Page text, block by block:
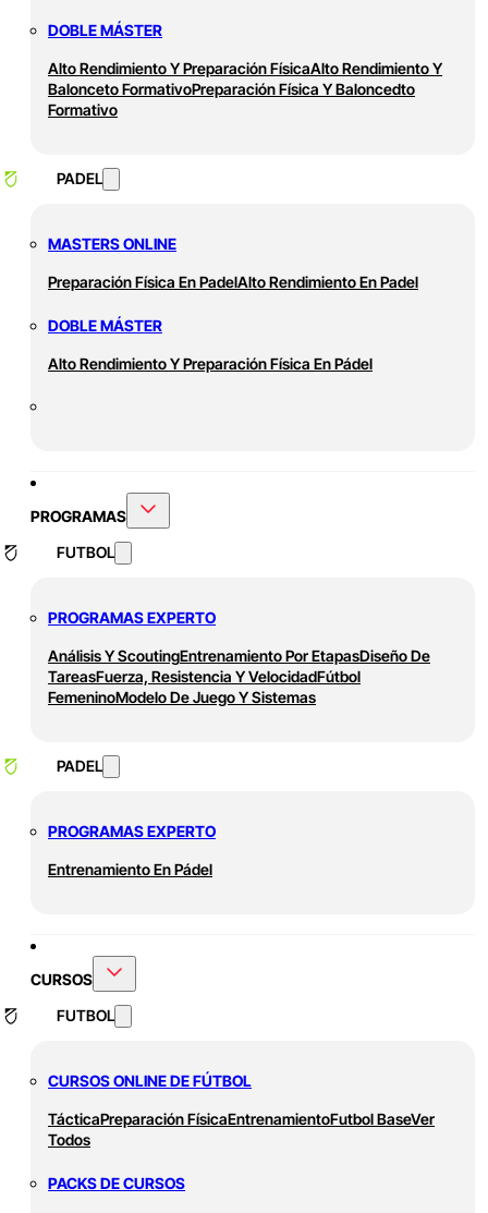
DOBLE MÁSTER
Alto Rendimiento Y Preparación FísicaAlto Rendimiento Y
Balonceto FormativoPreparación Física Y Baloncedto
Formativo
PADEL
MASTERS ONLINE
Preparación Física En PadelAlto Rendimiento En Padel
DOBLE MÁSTER
Alto Rendimiento Y Preparación Física En Pádel
PROGRAMAS
FUTBOL
PROGRAMAS EXPERTO
Análisis Y ScoutingEntrenamiento Por EtapasDiseño De
TareasFuerza, Resistencia Y VelocidadFútbol
FemeninoModelo De Juego Y Sistemas
PADEL
PROGRAMAS EXPERTO
Entrenamiento En Pádel
CURSOS
FUTBOL
CURSOS ONLINE DE FÚTBOL
TácticaPreparación FísicaEntrenamientoFutbol BaseVer
Todos
PACKS DE CURSOS